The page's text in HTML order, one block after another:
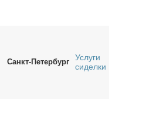
Санкт-Петербург
Услуги
сиделки